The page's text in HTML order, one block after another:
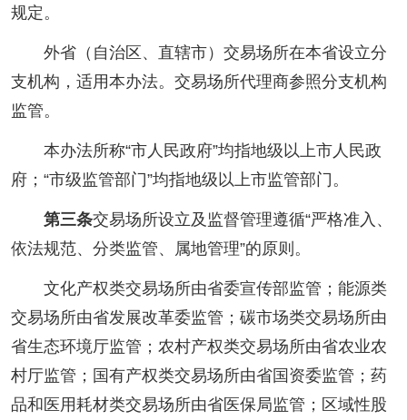
规定。
外省（自治区、直辖市）交易场所在本省设立分
支机构，适用本办法。交易场所代理商参照分支机构
监管。
本办法所称“市人民政府”均指地级以上市人民政
府；“市级监管部门”均指地级以上市监管部门。
第三条交易场所设立及监督管理遵循“严格准入、
依法规范、分类监管、属地管理”的原则。
文化产权类交易场所由省委宣传部监管；能源类
交易场所由省发展改革委监管；碳市场类交易场所由
省生态环境厅监管；农村产权类交易场所由省农业农
村厅监管；国有产权类交易场所由省国资委监管；药
品和医用耗材类交易场所由省医保局监管；区域性股